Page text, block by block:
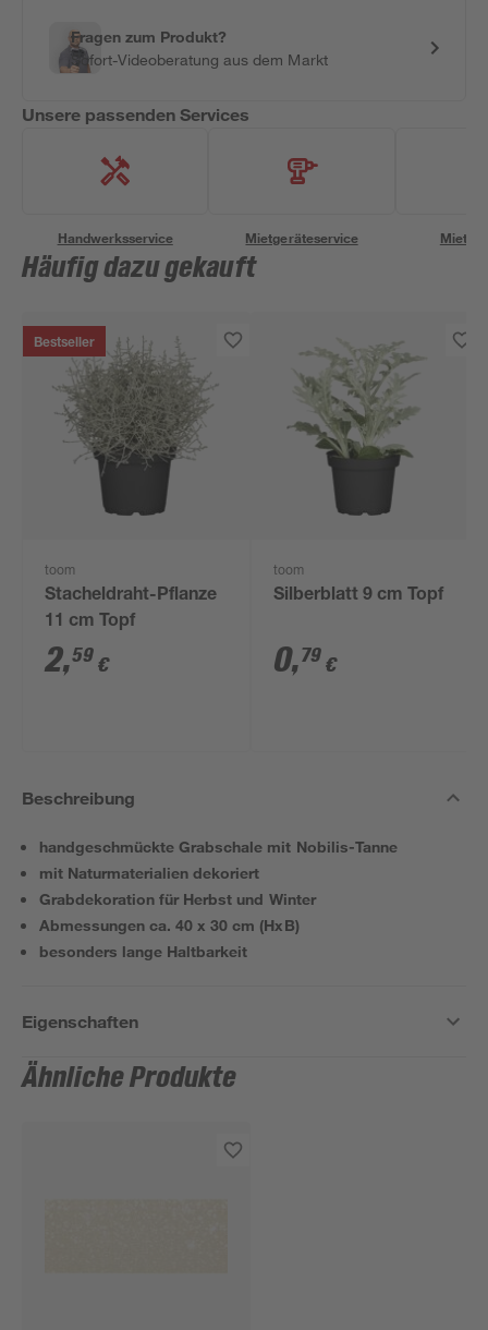
Fragen zum Produkt?
Sofort-Videoberatung aus dem Markt
Unsere passenden Services
Handwerksservice Mietgeräteservice
Häufig dazu gekauft
Bestseller
toom
Stacheldraht-Pflanze
11 cm Topf
2,59 €
toom
Silberblatt 9 cm Topf
0,79 €
Beschreibung
handgeschmückte Grabschale mit Nobilis-Tanne
mit Naturmaterialien dekoriert
Grabdekoration für Herbst und Winter
Abmessungen ca. 40 x 30 cm (HxB)
besonders lange Haltbarkeit
Eigenschaften
Ähnliche Produkte